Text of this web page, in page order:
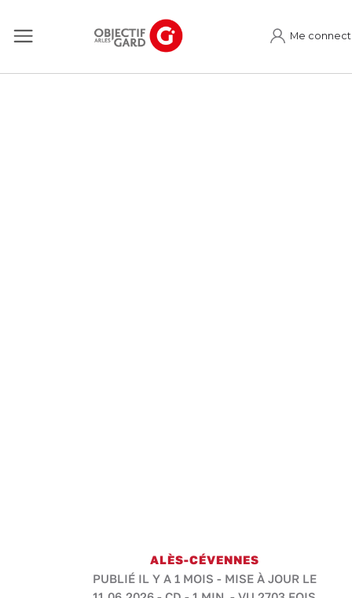
Me
ALÈS-CÉVENNES
PUBLIÉ IL Y A 1 MOIS - MISE À JOUR LE